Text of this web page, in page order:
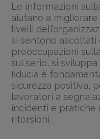
Le informazioni
aiutano a
livelli
si sentono
preoccupazioni
sul serio, si
fiducia è
sicurezza positiva,
lavoratori a
incidenti e pratiche
ritorsioni.